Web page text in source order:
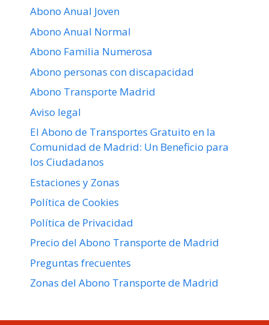
Abono Anual Joven
Abono Anual Normal
Abono Familia Numerosa
Abono personas con discapacidad
Abono Transporte Madrid
Aviso legal
El Abono de Transportes Gratuito en la
Comunidad de Madrid: Un Beneficio para
los Ciudadanos
Estaciones y Zonas
Política de Cookies
Política de Privacidad
Precio del Abono Transporte de Madrid
Preguntas frecuentes
Zonas del Abono Transporte de Madrid